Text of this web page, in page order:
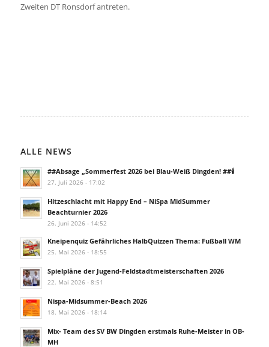
Zweiten DT Ronsdorf antreten.
ALLE NEWS
##Absage „Sommerfest 2026 bei Blau-Weiß Dingden! ##🕯️
27. Juli 2026 - 17:02
Hitzeschlacht mit Happy End – NiSpa MidSummer
Beachturnier 2026
26. Juni 2026 - 14:52
Kneipenquiz Gefährliches HalbQuizzen Thema: Fußball WM
25. Mai 2026 - 18:55
Spielpläne der Jugend-Feldstadtmeisterschaften 2026
22. Mai 2026 - 8:51
Nispa-Midsummer-Beach 2026
18. Mai 2026 - 18:14
Mix- Team des SV BW Dingden erstmals Ruhe-Meister in OB-
MH